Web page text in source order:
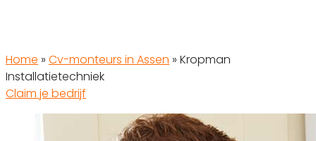
Home » Cv-monteurs in Assen » Kropman
Installatietechniek
Claim je bedrijf